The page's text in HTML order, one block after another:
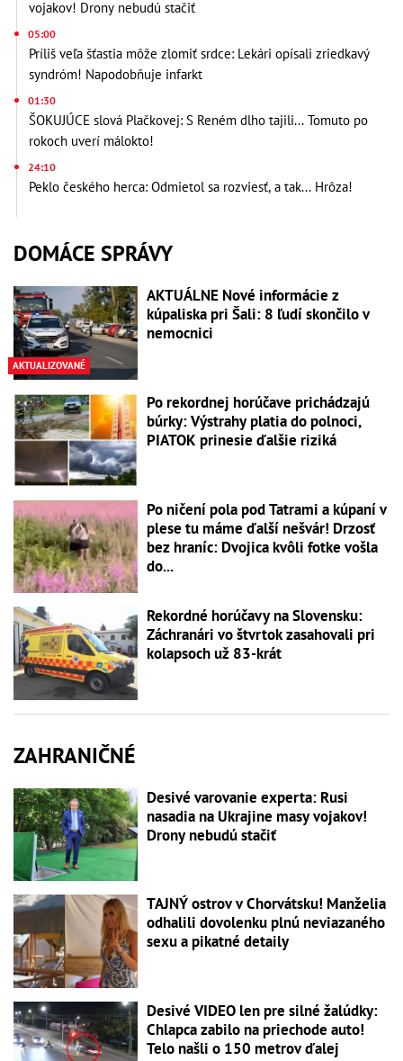
vojakov! Drony nebudú stačiť
05:00
Príliš veľa šťastia môže zlomiť srdce: Lekári opísali zriedkavý
syndróm! Napodobňuje infarkt
01:30
ŠOKUJÚCE slová Plačkovej: S Reném dlho tajili... Tomuto po
rokoch uverí málokto!
24:10
Peklo českého herca: Odmietol sa rozviesť, a tak... Hrôza!
DOMÁCE SPRÁVY
AKTUALIZOVANÉ
AKTUÁLNE Nové informácie z
kúpaliska pri Šali: 8 ľudí skončilo v
nemocnici
Po rekordnej horúčave prichádzajú
búrky: Výstrahy platia do polnoci,
PIATOK prinesie ďalšie riziká
Po ničení pola pod Tatrami a kúpaní v
plese tu máme ďalší nešvár! Drzosť
bez hraníc: Dvojica kvôli fotke vošla
do...
Rekordné horúčavy na Slovensku:
Záchranári vo štvrtok zasahovali pri
kolapsoch už 83-krát
ZAHRANIČNÉ
Desivé varovanie experta: Rusi
nasadia na Ukrajine masy vojakov!
Drony nebudú stačiť
TAJNÝ ostrov v Chorvátsku! Manželia
odhalili dovolenku plnú neviazaného
sexu a pikatné detaily
Desivé VIDEO len pre silné žalúdky:
Chlapca zabilo na priechode auto!
Telo našli o 150 metrov ďalej